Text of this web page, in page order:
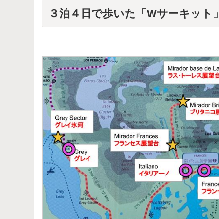
３泊４日で歩いた「Wサーキット